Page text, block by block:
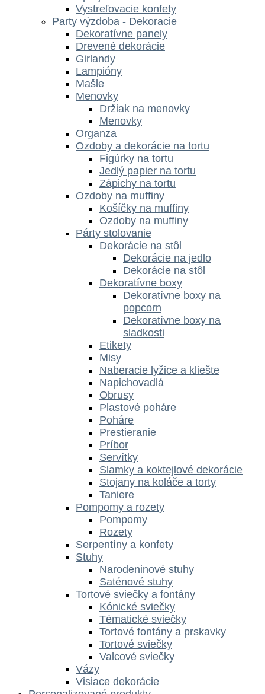
Vystreľovacie konfety
Party výzdoba - Dekoracie
Dekoratívne panely
Drevené dekorácie
Girlandy
Lampióny
Mašle
Menovky
Držiak na menovky
Menovky
Organza
Ozdoby a dekorácie na tortu
Figúrky na tortu
Jedlý papier na tortu
Zápichy na tortu
Ozdoby na muffiny
Košíčky na muffiny
Ozdoby na muffiny
Párty stolovanie
Dekorácie na stôl
Dekorácie na jedlo
Dekorácie na stôl
Dekoratívne boxy
Dekoratívne boxy na
popcorn
Dekoratívne boxy na
sladkosti
Etikety
Misy
Naberacie lyžice a kliešte
Napichovadlá
Obrusy
Plastové poháre
Poháre
Prestieranie
Príbor
Servítky
Slamky a koktejlové dekorácie
Stojany na koláče a torty
Taniere
Pompomy a rozety
Pompomy
Rozety
Serpentíny a konfety
Stuhy
Narodeninové stuhy
Saténové stuhy
Tortové sviečky a fontány
Kónické sviečky
Tématické sviečky
Tortové fontány a prskavky
Tortové sviečky
Valcové sviečky
Vázy
Visiace dekorácie